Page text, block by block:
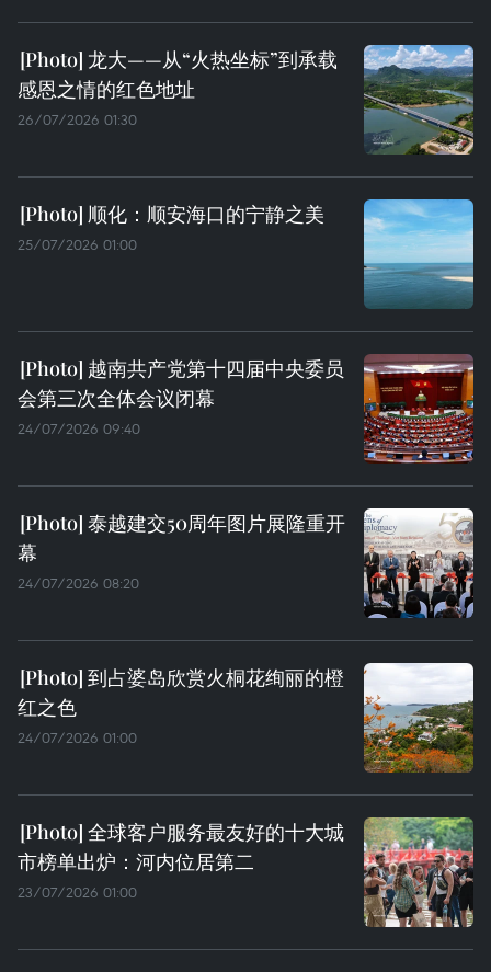
龙大——从“火热坐标”到承载
感恩之情的红色地址
26/07/2026 01:30
顺化：顺安海口的宁静之美
25/07/2026 01:00
越南共产党第十四届中央委员
会第三次全体会议闭幕
24/07/2026 09:40
泰越建交50周年图片展隆重开
幕
24/07/2026 08:20
到占婆岛欣赏火桐花绚丽的橙
红之色
24/07/2026 01:00
全球客户服务最友好的十大城
市榜单出炉：河内位居第二
23/07/2026 01:00